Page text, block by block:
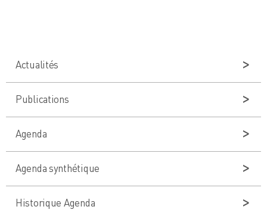
Actualités
Publications
Agenda
Agenda synthétique
Historique Agenda